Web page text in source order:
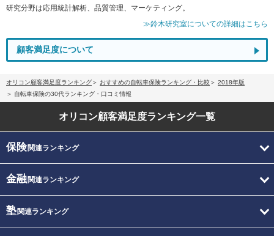
研究分野は応用統計解析、品質管理、マーケティング。
≫鈴木研究室についての詳細はこちら
顧客満足度について
オリコン顧客満足度ランキング おすすめの自転車保険ランキング・比較
2018年版
自転車保険の30代ランキング・口コミ情報
オリコン顧客満足度ランキング一覧
保険関連ランキング
金融関連ランキング
塾関連ランキング